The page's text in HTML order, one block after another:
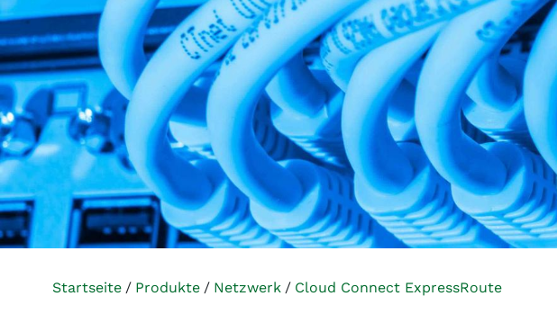
Startseite Produkte Netzwerk Cloud Connect ExpressRoute